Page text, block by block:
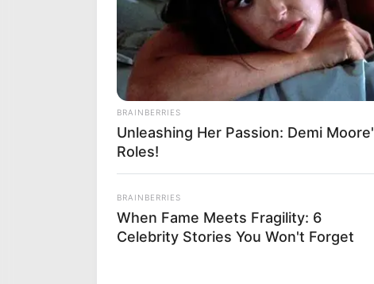
DIVINE CHRISNAT (3) – Toujours
DIVINE CHRISNAT (3)est irréprochable.
des courses. Toujours dure, elle se
être détendue dans le parcours, mais
performance.
MR FLEURANT (4) – Le coup de poker
MR FLEURANT (4)
effectue une rentrée
sa classe est reconnue. Son numéro en
cette catégorie. Il peut surprendre pour
Secondes chances la suite…
BRAINBERRIES
Unleashing Her Passion: Demi
Roles!
BRAINBERRIES
When Fame Meets Fragility: 6
Celebrity Stories You Won't Forget